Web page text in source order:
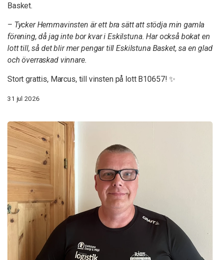
Basket.
– Tycker Hemmavinsten är ett bra sätt att stödja min gamla
förening, då jag inte bor kvar i Eskilstuna. Har också bokat en
lott till, så det blir mer pengar till Eskilstuna Basket, sa en glad
och överraskad vinnare.
Stort grattis, Marcus, till vinsten på lott B10657! ✨
31 jul 2026